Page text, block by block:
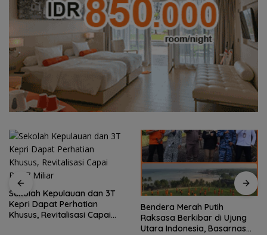
Sekolah Kepulauan dan 3T
Kepri Dapat Perhatian
Khusus, Revitalisasi Capai
Bendera Merah Putih
Raksasa Berkibar di Ujung
Utara Indonesia, Basarnas